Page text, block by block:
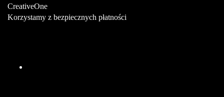
CreativeOne
Korzystamy z bezpiecznych płatności